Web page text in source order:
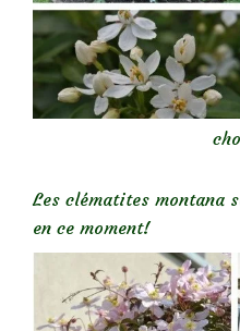
Les clématites montana
en ce moment!